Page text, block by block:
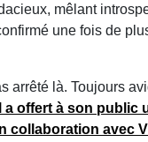
mêlant
une fois de
arrêté là. Toujours
a offert à son public
collaboration avec